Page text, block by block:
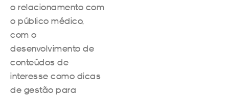
o relacionamento com
o público médico,
com o
desenvolvimento de
conteúdos de
interesse como dicas
de gestão para